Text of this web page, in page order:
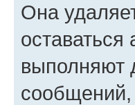
Она
выполняют
сообщений,